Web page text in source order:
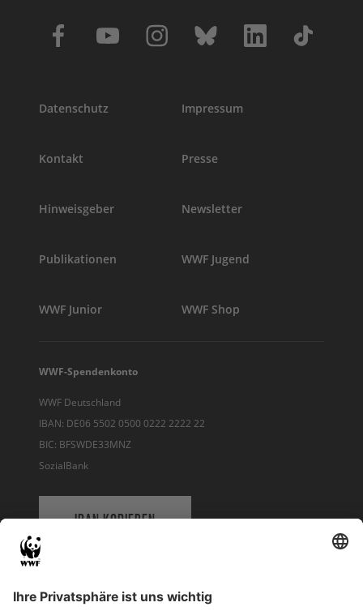
Datenschutz Impressum
Kontakt Presse
Hinweisgeber Newsletter
Publikationen WWF Jugend
WWF Junior WWF Shop
WWF-Spendenkonto
WWF Deutschland
IBAN: DE06 5502 0500 0222 2222 22
BIC: BFSWDE33MNZ
SozialBank
IBAN KOPIEREN